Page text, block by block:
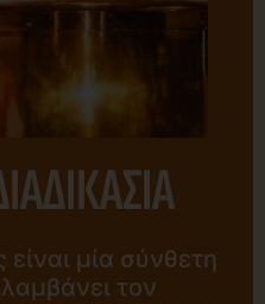
μία σύνθετη
τον